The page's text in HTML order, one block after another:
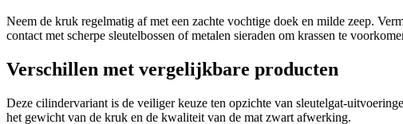
Neem de kruk regelmatig af met een zachte vochtige doek en milde zeep.
contact met scherpe sleutelbossen of metalen sieraden om krassen te
Verschillen met vergelijkbare producten
Deze cilindervariant is de veiliger keuze ten opzichte van sleutelgat-
het gewicht van de kruk en de kwaliteit van de mat zwart afwerking.